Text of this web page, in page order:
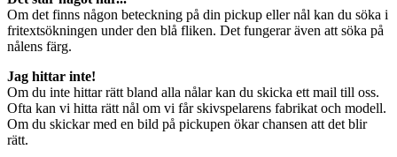
Om det finns någon beteckning på din pickup eller nål kan du söka i
fritextsökningen under den blå fliken. Det fungerar även att söka på
nålens färg.
Jag hittar inte!
Om du inte hittar rätt bland alla nålar kan du skicka ett mail till oss.
Ofta kan vi hitta rätt nål om vi får skivspelarens fabrikat och modell.
Om du skickar med en bild på pickupen ökar chansen att det blir
rätt.